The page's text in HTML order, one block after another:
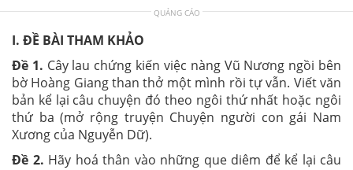
QUẢNG CÁO
I. ĐỀ BÀI THAM KHẢO
Đề 1. Cây lau chứng kiến việc nàng Vũ Nương ngồi bên
bờ Hoàng Giang than thở một mình rồi tự vẫn. Viết văn
bản kể lại câu chuyện đó theo ngôi thứ nhất hoặc ngôi
thứ ba (mở rộng truyện Chuyện người con gái Nam
Xương của Nguyễn Dữ).
Đề 2. Hãy hoá thân vào những que diêm để kể lại câu